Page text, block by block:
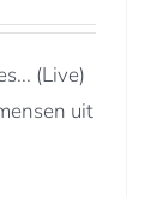
(Live)
uit